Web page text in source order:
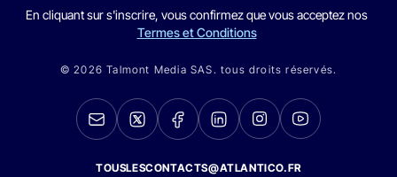
En cliquant sur s'inscrire, vous confirmez que vous acceptez nos
Termes et Conditions
© 2026 Talmont Media SAS. tous droits réservés.
TOUSLESCONTACTS@ATLANTICO.FR